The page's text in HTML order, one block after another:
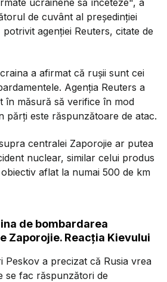
de cuvânt al preşedinţiei
agenției Reuters, citate de
a afirmat că rușii sunt cei
Agenția Reuters a
în măsură să verifice în mod
părţi este răspunzătoare de atac.
centralei Zaporojie ar putea
nuclear, similar celui produs
aflat la numai 500 de km
de bombardarea
Zaporojie. Reacția Kievului
Peskov a precizat că Rusia vrea
se fac răspunzători de